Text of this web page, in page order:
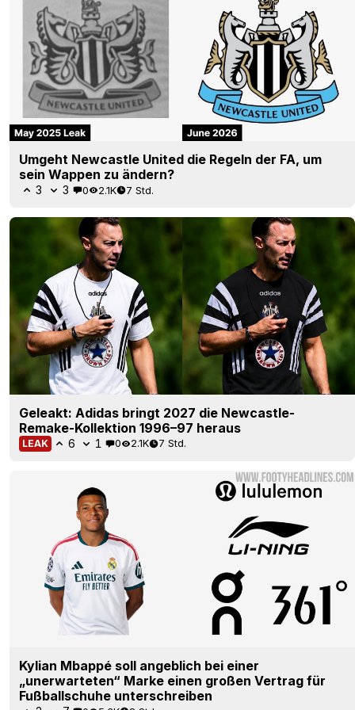
Umgeht Newcastle United die Regeln der FA, um
sein Wappen zu ändern?
3 3 0 2.1K 7 Std.
Geleakt: Adidas bringt 2027 die Newcastle-
Remake-Kollektion 1996–97 heraus
LEAK 6 1 0 2.1K 7 Std.
Kylian Mbappé soll angeblich bei einer
„unerwarteten“ Marke einen großen Vertrag für
Fußballschuhe unterschreiben